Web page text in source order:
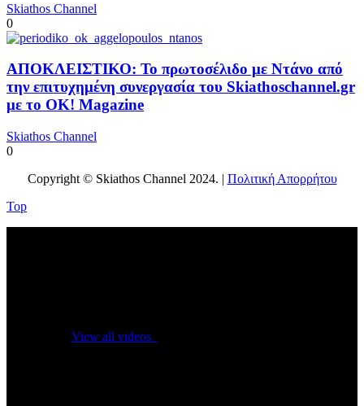
Skiathos Channel
0
ΑΠΟΚΛΕΙΣΤΙΚΟ: Το πρωτοσέλιδο με Ντάνο από
την επιτυχημένη συνεργασία του Skiathoschannel.gr
με το OK! Magazine
Skiathos Channel
0
Copyright © Skiathos Channel 2024. | Πολιτική Απορρήτου
Top
View all videos